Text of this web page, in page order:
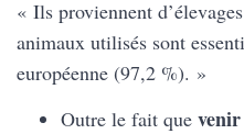
« Ils proviennent
animaux utilisés sont
européenne (97,2 %). »
Outre le fait que venir